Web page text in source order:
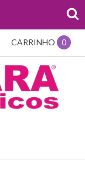
CARRINHO 0